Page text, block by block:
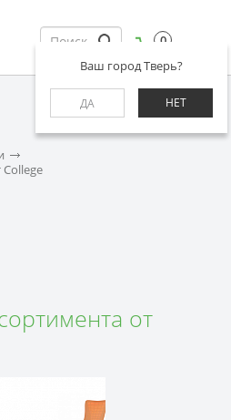
Ваш город Тверь?
ДА НЕТ
0
от